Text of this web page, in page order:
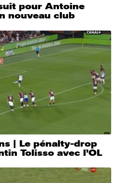
pour Antoine
nouveau club
| Le pénalty-drop
Tolisso avec l’OL